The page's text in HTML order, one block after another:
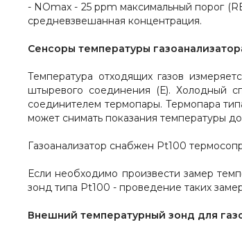
- NOmax - 25 ppm максимальный порог
средневзвешанная концентрация.
Сенсоры температуры
Температура отходящих газов
штыревого соединения
(Е). Холодный
соединителем термопары. Термопара
может снимать показания температуры
Газоанализатор снабжен Pt100
Если необходимо произвести замер
зонд типа Pt100 - проведение таких
Внешний температурный зонд для